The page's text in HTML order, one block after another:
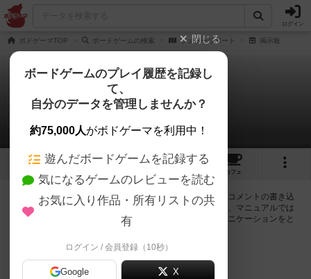
ログイン
ボドゲーマTOP ボードゲームの検索 ウェザーリポート 掲示板
ウェザーリポート
0件の掲示板
5 2
カフェ
ログインするとウェザーリポートに関する掲示板の作成やコメントの書き込
みが出来るようになります。ルールの疑問やエラッタ情報、マニュアルでは
判断し辛い曖昧な表記等について会員同士で自由にコミュニケーションをと
ログイン/無料会員登録
閉じる
ボードゲームのプレイ履歴を記録し
て、
自分のデータを管理しませんか？
約75,000人がボドゲーマを利用中！
遊んだボードゲームを記録する
気になるゲームのレビューを読む
お気に入り作品・所有リストの共
有
ログイン / 会員登録（10秒）
Google X